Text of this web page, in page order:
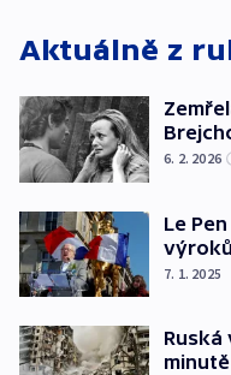
Aktuálně z
6. 2. 2026
Le
7. 1. 2025
Ruská
minutě